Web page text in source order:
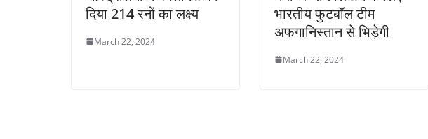
दिया 214 रनों का लक्ष्य
March 22, 2024
भारतीय फुटबॉल टीम
अफगानिस्तान से भिड़ेगी
March 22, 2024